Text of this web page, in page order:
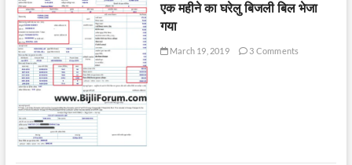
एक महीने का घरेलु बिजली बिल भेजा
गया
March 19, 2019 3 Comments